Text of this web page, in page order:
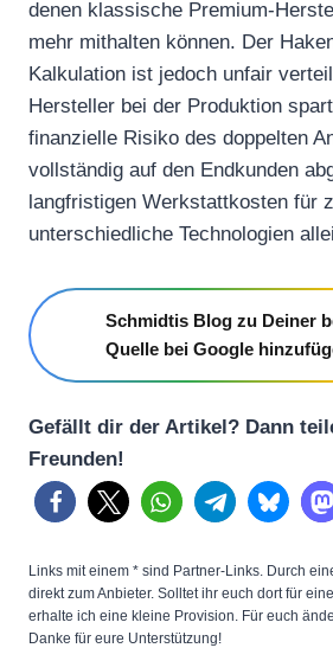
denen klassische Premium-
mehr mithalten können. Der
Kalkulation ist jedoch unfair
Hersteller bei der Produktion
finanzielle Risiko des doppelten
vollständig auf den Endkunden
langfristigen Werkstattkosten für
unterschiedliche Technologien
Schmidtis Blog zu Deiner
Quelle bei Google
Gefällt dir der Artikel? Dann
Freunden!
Links mit einem * sind Partner-Links. Durch
direkt zum Anbieter. Solltet ihr euch dort für
erhalte ich eine kleine Provision. Für euch
Danke für eure Unterstützung!